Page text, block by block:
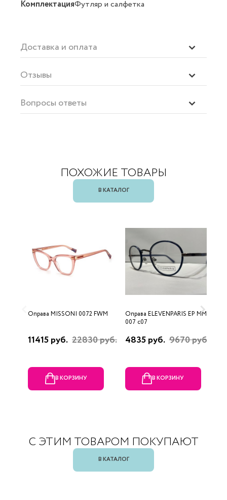
КомплектацияФутляр и салфетка
Доставка и оплата
Отзывы
Вопросы ответы
ПОХОЖИЕ ТОВАРЫ
В КАТАЛОГ
Оправа MISSONI 0072 FWM
11415 руб. 22830 руб.
В КОРЗИНУ
Оправа ELEVENPARIS EP MM
007 c07
4835 руб. 9670 руб.
В КОРЗИНУ
С ЭТИМ ТОВАРОМ ПОКУПАЮТ
В КАТАЛОГ